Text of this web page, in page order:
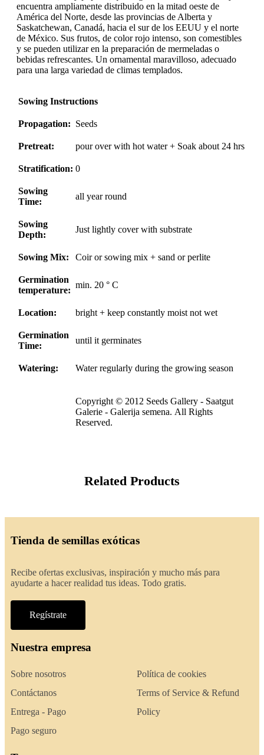
encuentra ampliamente distribuido en la mitad oeste de
América del Norte, desde las provincias de Alberta y
Saskatchewan, Canadá, hacia el sur de los EEUU y el norte
de México. Sus frutos, de color rojo intenso, son comestibles
y se pueden utilizar en la preparación de mermeladas o
bebidas refrescantes. Un ornamental maravilloso, adecuado
para una larga variedad de climas templados.
Sowing Instructions
Propagation: Seeds
Pretreat: pour over with hot water + Soak about 24 hrs
Stratification: 0
Sowing
Time:
all year round
Sowing
Depth:
Just lightly cover with substrate
Sowing Mix: Coir or sowing mix + sand or perlite
Germination
temperature:
min. 20 ° C
Location: bright + keep constantly moist not wet
Germination
Time:
until it germinates
Watering: Water regularly during the growing season
Copyright © 2012 Seeds Gallery - Saatgut
Galerie - Galerija semena. All Rights
Reserved.
Related Products
Tienda de semillas exóticas
Recibe ofertas exclusivas, inspiración y mucho más para
ayudarte a hacer realidad tus ideas. Todo gratis.
Regístrate
Nuestra empresa
Sobre nosotros
Contáctanos
Entrega - Pago
Pago seguro
Política de cookies
Terms of Service & Refund
Policy